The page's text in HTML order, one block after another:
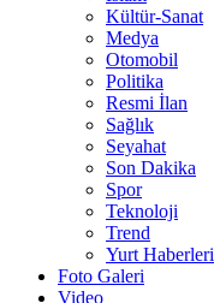
Kültür-Sanat
Medya
Otomobil
Politika
Resmi İlan
Sağlık
Seyahat
Son Dakika
Spor
Teknoloji
Trend
Yurt Haberleri
Foto Galeri
Video